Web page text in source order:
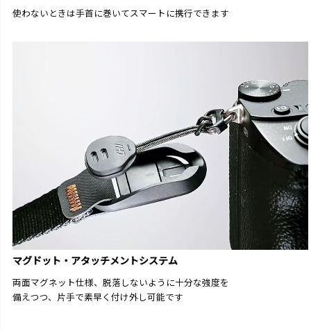
使わないときは手首に巻いてスマートに携行できます
マグドット・アタッチメントシステム
両面マグネット仕様、脱落しないように十分な強度を
備えつつ、片手で素早く付け外し可能です